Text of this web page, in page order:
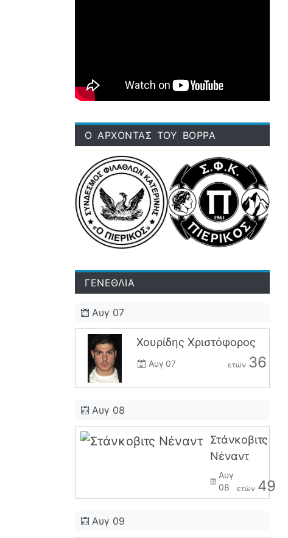
Ο ΑΡΧΟΝΤΑΣ ΤΟΥ ΒΟΡΡΑ
ΓΕΝΕΘΛΙΑ
Αυγ 07
Χουρίδης Χριστόφορος
Αυγ 07 ετών 36
Αυγ 08
Στάνκοβιτς
Νέναντ
Αυγ
08
ετών 49
Αυγ 09